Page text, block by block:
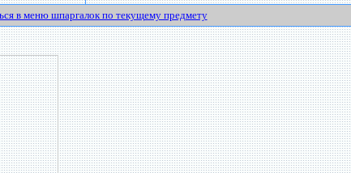
в меню шпаргалок по текущему предмету